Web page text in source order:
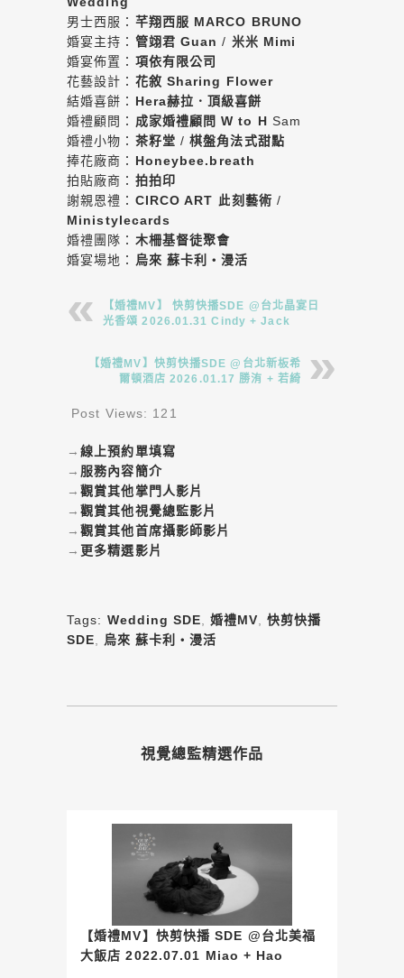
男士西服： 芊翔西服 MARCO BRUNO
婚宴主持： 管翊君 Guan / 米米 Mimi
婚宴佈置： 項依有限公司
花藝設計： 花敘 Sharing Flower
結婚喜餅： Hera赫拉．頂級喜餅
婚禮顧問： 成家婚禮顧問 W to H Sam
婚禮小物： 茶籽堂 /棋盤角法式甜點
捧花廠商： Honeybee.breath
拍貼廠商： 拍拍印
謝親恩禮： CIRCO ART 此刻藝術 /
Ministylecards
婚禮團隊： 木柵基督徒聚會
婚宴場地：
烏來 蘇卡利・漫活
【婚禮MV】 快剪快播SDE @台北晶宴日
光香頌 2026.01.31 Cindy + Jack
【婚禮MV】快剪快播SDE @台北新板希
爾頓酒店 2026.01.17 勝洧 + 若綺
Post Views: 121
→線上預約單填寫
→ 服務內容簡介
→觀賞其他掌門人影片
→觀賞其他視覺總監影片
→觀賞其他首席攝影師影片
→ 更多精選影片
Tags: Wedding SDE 婚禮MV ,快剪快播
SDE
烏來 蘇卡利・漫活
視覺總監精選作品
【婚禮MV】快剪快播 SDE @台北美福
大飯店 2022.07.01 Miao + Hao